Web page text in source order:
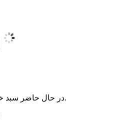
در حال حاضر سبد خرید شما خالی می‌باشد.